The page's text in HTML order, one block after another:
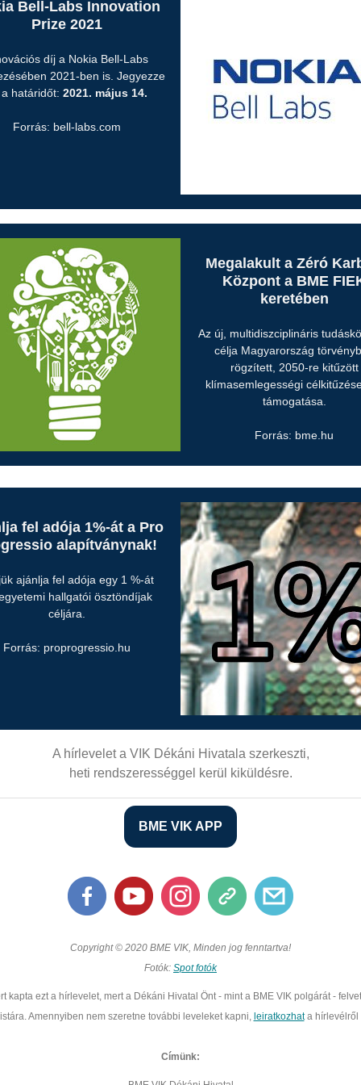
Bell-Labs Innovation
Prize 2021
díj a Nokia Bell-Labs
2021-ben is. Jegyezze
határidőt: 2021. május 14.
Forrás: bell-labs.com
Megalakult a Zéró
Központ a BME
keretében
Az új, multidiszciplináris
célja Magyarország
rögzített, 2050-re kitűzött
klímasemlegességi
támogatása.
Forrás: bme.hu
fel adója 1%-át a Pro
alapítványnak!
ajánlja fel adója egy 1 %-át
hallgatói ösztöndíjak
céljára.
Forrás: proprogressio.hu
A hírlevelet a VIK Dékáni Hivatala szerkeszti,
heti rendszerességgel kerül kiküldésre.
BME VIK APP
Copyright © 2020 BME VIK, Minden jog fenntartva!
Fotók: Spot fotók
kapta ezt a hírlevelet, mert a Dékáni Hivatal Önt - mint a BME VIK polgárát -
Amennyiben nem szeretne további leveleket kapni, leiratkozhata hírlevélről
Címünk: